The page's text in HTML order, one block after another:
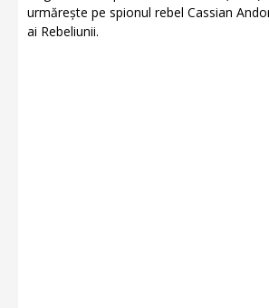
urmărește pe spionul rebel Cassian
ai Rebeliunii.